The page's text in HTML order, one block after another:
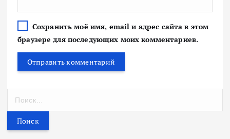
Сохранить моё имя, email и адрес сайта в этом
браузере для последующих моих комментариев.
т